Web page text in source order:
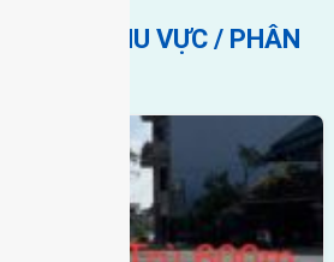
CÙNG KHU VỰC / PHÂN